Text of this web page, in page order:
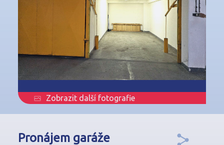
Zobrazit další fotografie
Pronájem garáže